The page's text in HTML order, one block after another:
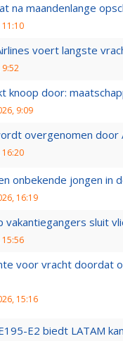
na maandenlange
11:10
voert langste
9:52
knoop door:
9:09
overgenomen door
16:20
onbekende jongen in
16:19
vakantiegangers sluit
15:56
voor vracht doordat
15:16
E2 biedt LATAM